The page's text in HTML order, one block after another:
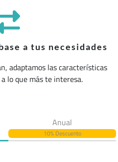
a tus necesidades
adaptamos las características
lo que más te interesa.
Anual
10% Descuento